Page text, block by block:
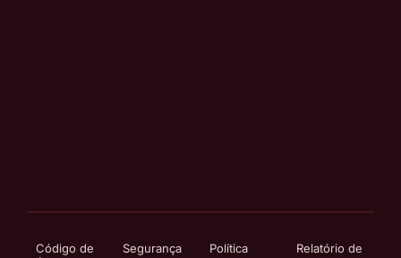
Código de
Segurança
Política
Relatório de